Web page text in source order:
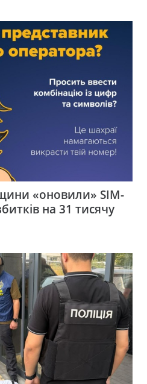
«оновили» SIM-
на 31 тисячу